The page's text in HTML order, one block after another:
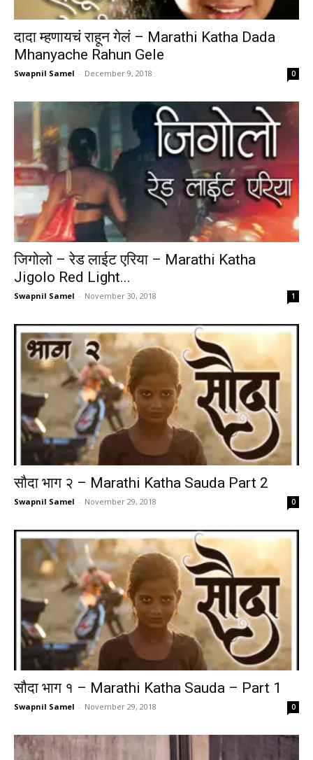
दादा म्हणायचं राहून गेलं – Marathi Katha Dada
Mhanyache Rahun Gele
Swapnil Samel - December 9, 2018 0
जिगोलो – रेड लाईट एरिया – Marathi Katha
Jigolo Red Light...
Swapnil Samel - November 30, 2018 1
सौदा भाग २ – Marathi Katha Sauda Part 2
Swapnil Samel - November 29, 2018 0
सौदा भाग १ – Marathi Katha Sauda – Part 1
Swapnil Samel - November 29, 2018 0